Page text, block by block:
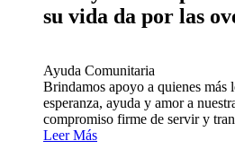
su vida da por las
Ayuda Comunitaria
Brindamos apoyo a quienes más
esperanza, ayuda y amor a
compromiso firme de servir y
Leer Más